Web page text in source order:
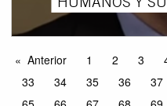
Anterior 1 2 3
33
34 35 36 37